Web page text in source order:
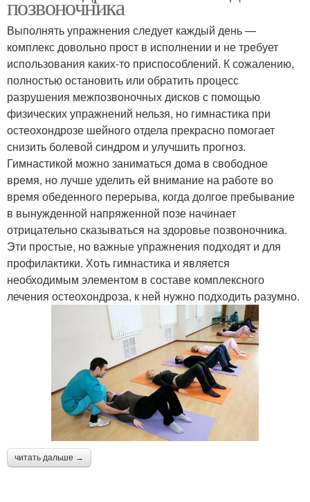
позвоночника
Выполнять упражнения следует каждый день —
комплекс довольно прост в исполнении и не требует
использования каких-то приспособлений. К сожалению,
полностью остановить или обратить процесс
разрушения межпозвоночных дисков с помощью
физических упражнений нельзя, но гимнастика при
остеохондрозе шейного отдела прекрасно помогает
снизить болевой синдром и улучшить прогноз.
Гимнастикой можно заниматься дома в свободное
время, но лучше уделить ей внимание на работе во
время обеденного перерыва, когда долгое пребывание
в вынужденной напряженной позе начинает
отрицательно сказываться на здоровье позвоночника.
Эти простые, но важные упражнения подходят и для
профилактики. Хоть гимнастика и является
необходимым элементом в составе комплексного
лечения остеохондроза, к ней нужно подходить разумно.
читать дальше →